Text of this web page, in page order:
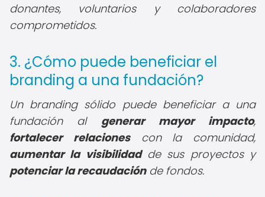
donantes, voluntarios y colaboradores
comprometidos.
3. ¿Cómo puede beneficiar el
branding a una fundación?
Un branding sólido puede beneficiar a una
fundación al generar mayor impacto,
fortalecer relacionescon la comunidad,
aumentar la visibilidadde sus proyectos y
potenciar la recaudaciónde fondos.